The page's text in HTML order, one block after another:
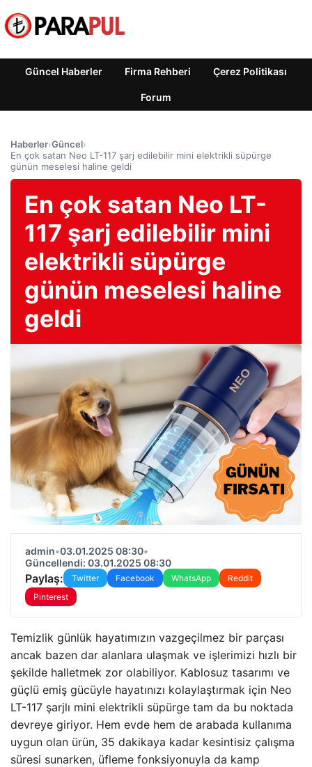
Güncel Haberler Firma Rehberi Çerez Politikası
Forum
Haberler›Güncel›
En çok satan Neo LT-117 şarj edilebilir mini elektrikli süpürge
günün meselesi haline geldi
En çok satan Neo LT-
117 şarj edilebilir mini
elektrikli süpürge
günün meselesi haline
geldi
admin•03.01.2025 08:30•
Güncellendi: 03.01.2025 08:30
Paylaş: Twitter Facebook WhatsApp
Reddit
Pinterest
Temizlik günlük hayatımızın vazgeçilmez bir parçası
ancak bazen dar alanlara ulaşmak ve işlerimizi hızlı bir
şekilde halletmek zor olabiliyor. Kablosuz tasarımı ve
güçlü emiş gücüyle hayatınızı kolaylaştırmak için Neo
LT-117 şarjlı mini elektrikli süpürge tam da bu noktada
devreye giriyor. Hem evde hem de arabada kullanıma
uygun olan ürün, 35 dakikaya kadar kesintisiz çalışma
süresi sunarken, üfleme fonksiyonuyla da kamp